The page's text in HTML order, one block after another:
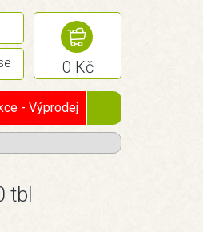
0 Kč
- Výprodej
tbl